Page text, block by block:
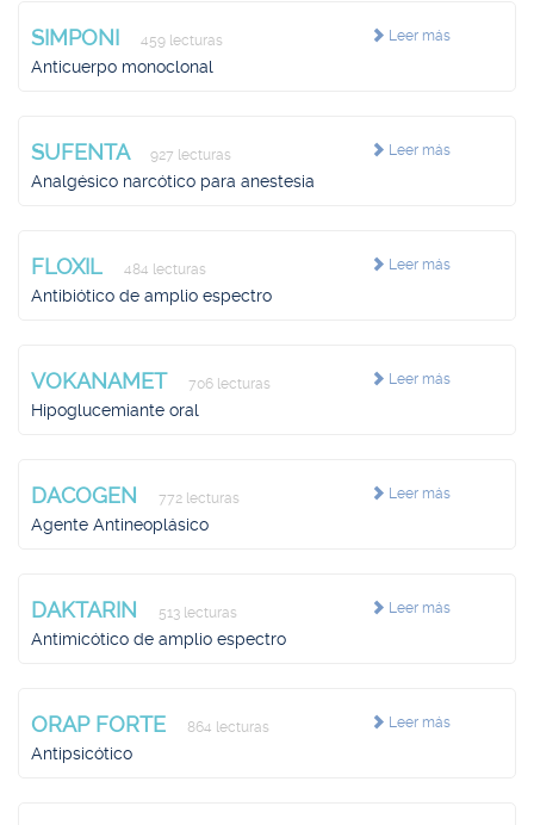
Leer más
SIMPONI 459 lecturas
Anticuerpo monoclonal
Leer más
SUFENTA 927 lecturas
Analgésico narcótico para anestesia
Leer más
FLOXIL 484 lecturas
Antibiótico de amplio espectro
Leer más
VOKANAMET 706 lecturas
Hipoglucemiante oral
Leer más
DACOGEN 772 lecturas
Agente Antineoplásico
Leer más
DAKTARIN 513 lecturas
Antimicótico de amplio espectro
Leer más
ORAP FORTE 864 lecturas
Antipsicótico